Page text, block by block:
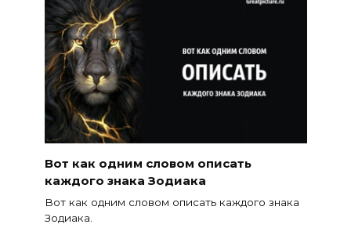
Вот как одним словом описать
каждого знака Зодиака
Вот как одним словом описать каждого знака
Зодиака.